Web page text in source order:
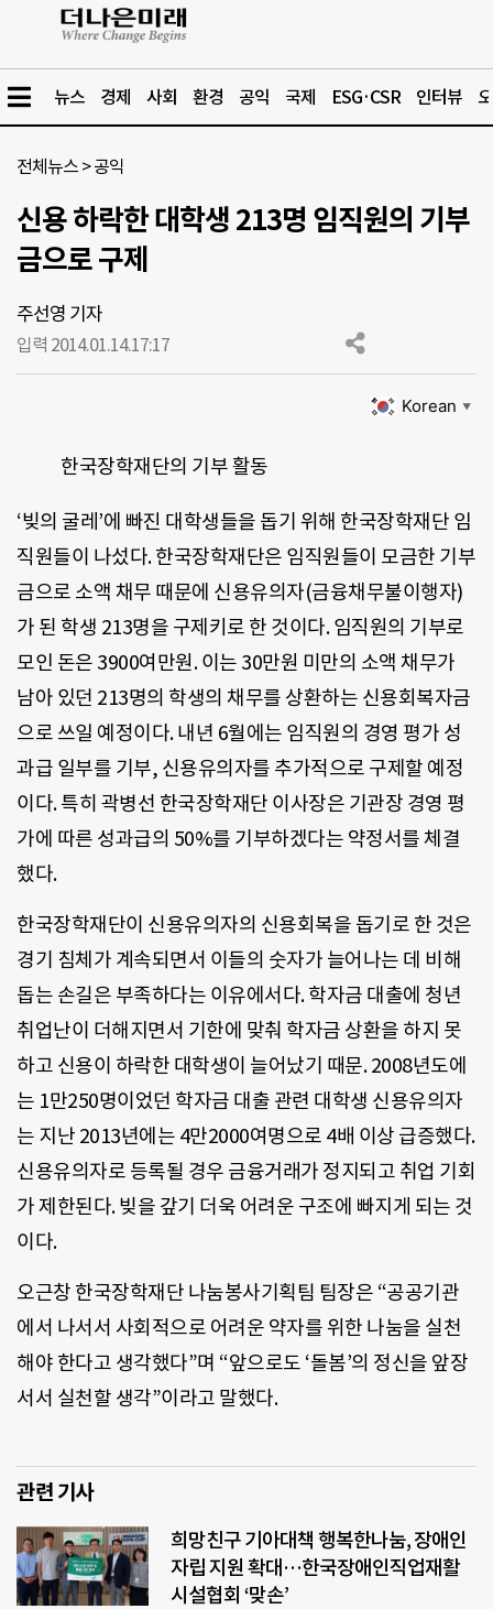
뉴스 경제 사회 환경 공익 국제 ESG·CSR 인터뷰
전체뉴스 >공익
신용 하락한 대학생 213명 임직원의 기부
금으로 구제
주선영 기자
입력 2014.01.14.17:17
Korean ▼
한국장학재단의 기부 활동
‘빚의 굴레’에 빠진 대학생들을 돕기 위해 한국장학재단 임
직원들이 나섰다. 한국장학재단은 임직원들이 모금한 기부
금으로 소액 채무 때문에 신용유의자(금융채무불이행자)
가 된 학생 213명을 구제키로 한 것이다. 임직원의 기부로
모인 돈은 3900여만원. 이는 30만원 미만의 소액 채무가
남아 있던 213명의 학생의 채무를 상환하는 신용회복자금
으로 쓰일 예정이다. 내년 6월에는 임직원의 경영 평가 성
과급 일부를 기부, 신용유의자를 추가적으로 구제할 예정
이다. 특히 곽병선 한국장학재단 이사장은 기관장 경영 평
가에 따른 성과급의 50%를 기부하겠다는 약정서를 체결
했다.
한국장학재단이 신용유의자의 신용회복을 돕기로 한 것은
경기 침체가 계속되면서 이들의 숫자가 늘어나는 데 비해
돕는 손길은 부족하다는 이유에서다. 학자금 대출에 청년
취업난이 더해지면서 기한에 맞춰 학자금 상환을 하지 못
하고 신용이 하락한 대학생이 늘어났기 때문. 2008년도에
는 1만250명이었던 학자금 대출 관련 대학생 신용유의자
는 지난 2013년에는 4만2000여명으로 4배 이상 급증했다.
신용유의자로 등록될 경우 금융거래가 정지되고 취업 기회
가 제한된다. 빚을 갚기 더욱 어려운 구조에 빠지게 되는 것
이다.
오근창 한국장학재단 나눔봉사기획팀 팀장은 “공공기관
에서 나서서 사회적으로 어려운 약자를 위한 나눔을 실천
해야 한다고 생각했다”며 “앞으로도 ‘돌봄’의 정신을 앞장
서서 실천할 생각”이라고 말했다.
관련 기사
희망친구 기아대책 행복한나눔, 장애인
자립 지원 확대…한국장애인직업재활
시설협회 ‘맞손’